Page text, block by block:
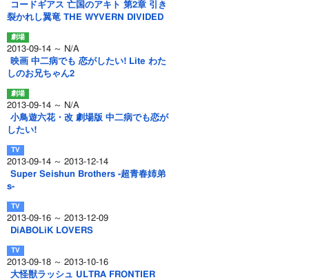
コードギアス 亡国のアキト 第2章 引き
裂かれし翼竜 THE WYVERN DIVIDED
2013-09-14 ～ N/A
映画 中二病でも 恋がしたい! Lite わた
しのお兄ちゃん2
2013-09-14 ～ N/A
小鳥遊六花・改 劇場版 中二病でも恋が
したい!
2013-09-14 ～ 2013-12-14
Super Seishun Brothers -超青春姉弟
s-
2013-09-16 ～ 2013-12-09
DiABOLiK LOVERS
2013-09-18 ～ 2013-10-16
大怪獣ラッシュ ULTRA FRONTIER